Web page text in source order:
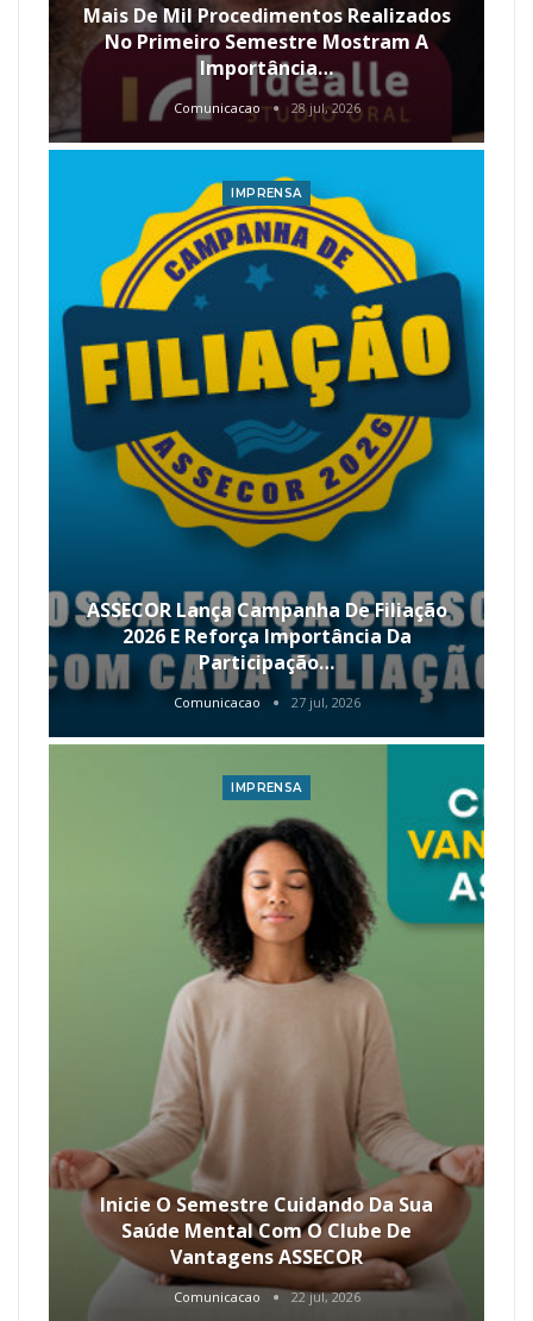
Mais De Mil Procedimentos Realizados
No Primeiro Semestre Mostram A
Importância…
Comunicacao 28 jul, 2026
IMPRENSA
ASSECOR Lança Campanha De Filiação
2026 E Reforça Importância Da
Participação…
Comunicacao 27 jul, 2026
IMPRENSA
Inicie O Semestre Cuidando Da Sua
Saúde Mental Com O Clube De
Vantagens ASSECOR
Comunicacao 22 jul, 2026